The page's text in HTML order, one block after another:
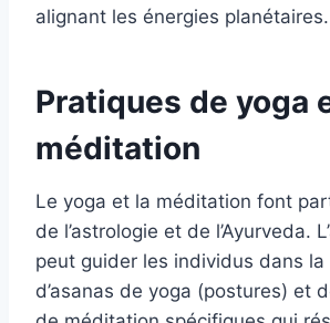
alignant les énergies planétaires.
Pratiques de yoga
méditation
Le yoga et la méditation font
de l’astrologie et de l’Ayurveda.
peut guider les individus dans la
d’asanas de yoga (postures) et